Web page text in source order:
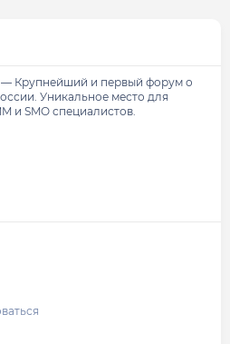
Крупнейший и первый форум о
Уникальное место для
и SMO специалистов.